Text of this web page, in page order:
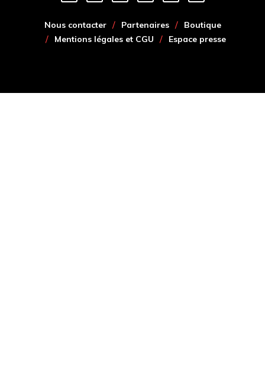
Nous contacter Partenaires
Boutique
Mentions légales et CGU
Espace presse